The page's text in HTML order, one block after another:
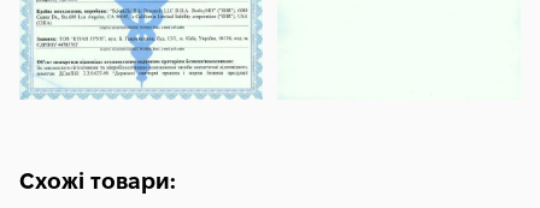
Схожі товари: